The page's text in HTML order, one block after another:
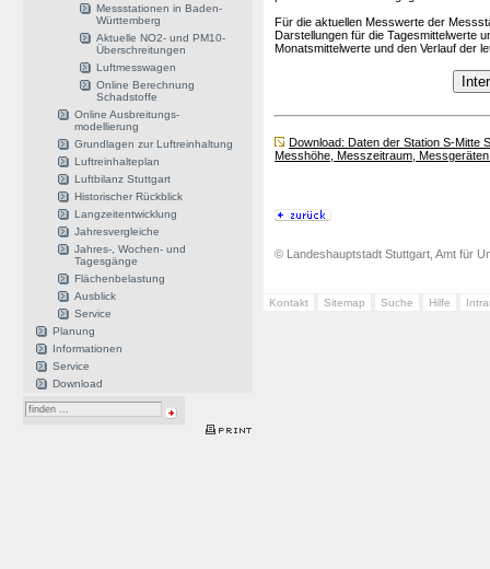
Messstationen in Baden-
Württemberg
Aktuelle NO2- und PM10-
Überschreitungen
Luftmesswagen
Online Berechnung
Schadstoffe
Online Ausbreitungs-
modellierung
Grundlagen zur Luftreinhaltung
Luftreinhalteplan
Luftbilanz Stuttgart
Historischer Rückblick
Langzeitentwicklung
Jahresvergleiche
Jahres-, Wochen- und
Tagesgänge
Flächenbelastung
Ausblick
Service
Planung
Informationen
Service
Download
Für die aktuellen Messwerte der
Darstellungen für die Tagesmittelwerte
Monatsmittelwerte und den Verlauf der
Download: Daten der Station S-Mitte
Messhöhe, Messzeitraum,
© Landeshauptstadt Stuttgart, Amt für
Kontakt Sitemap Suche Hilfe